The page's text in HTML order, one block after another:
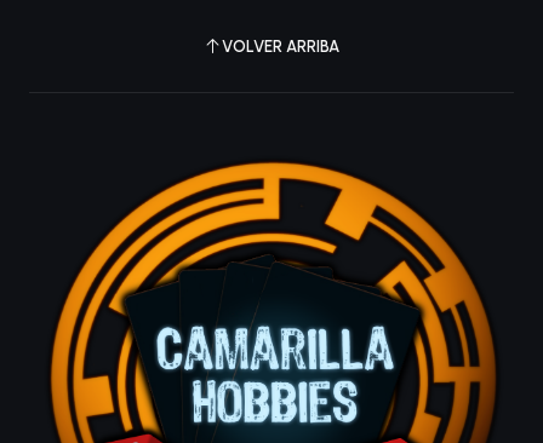
VOLVER ARRIBA